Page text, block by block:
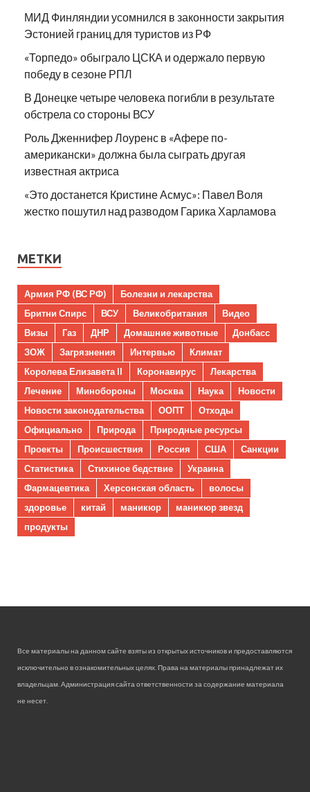
МИД Финляндии усомнился в законности закрытия
Эстонией границ для туристов из РФ
«Торпедо» обыграло ЦСКА и одержало первую
победу в сезоне РПЛ
В Донецке четыре человека погибли в результате
обстрела со стороны ВСУ
Роль Дженнифер Лоуренс в «Афере по-
американски» должна была сыграть другая
известная актриса
«Это достанется Кристине Асмус»: Павел Воля
жестко пошутил над разводом Гарика Харламова
МЕТКИ
Армия РФ (ВС РФ)
Болезни и лекарства
Бритни Спирс
ВСУ Великобритания
Видео
Визы
Газ ДНР Домашние животные
Донбасс
ЗОЖ
Загрязнения Интервью
Климат
Королева Елизавета II
Коронавирус
Лекарства
Лечение
Минобороны Москва Наука
Новости
Новости законодательства
ООПТ
Отходы
Официально
Природа
Природные ресурсы
Проекты
Происшествия Россия США
Санкции
Статистика
Стихиное бедствие
Украина
Фармацевтика
Херсонская область
волосы
здоровье
китай маникюр
маникюр звезд
продукты
Все материалы на данном сайте взяты из открытых источников и предоставляются
исключительно в ознакомительных целях. Права на материалы принадлежат их
владельцам. Администрация сайта ответственности за содержание материала
не несет.